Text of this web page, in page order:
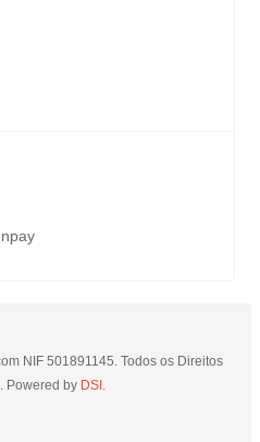
NIF 501891145. Todos os Direitos
Powered byDSI.